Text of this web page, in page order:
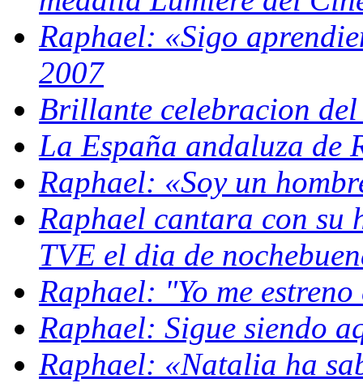
Raphael: «Sigo
2007
Brillante celebracion
La España andaluza de
Raphael: «Soy un
Raphael cantara con su
TVE el dia de
Raphael: "Yo me
Raphael: Sigue siendo
Raphael: «Natalia ha